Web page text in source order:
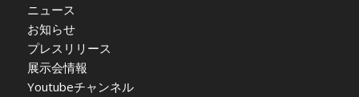
ニュース
お知らせ
プレスリリース
展示会情報
Youtubeチャンネル